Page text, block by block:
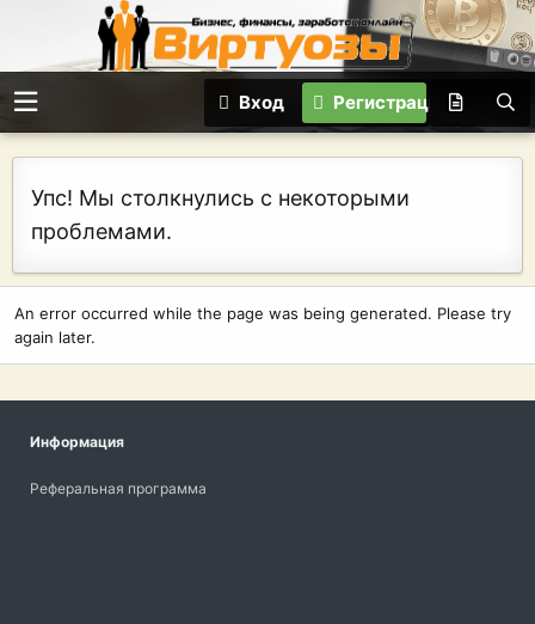
Вход Регистрация
Упс! Мы столкнулись с некоторыми
проблемами.
An error occurred while the page was being generated. Please try
again later.
Информация
Реферальная программа